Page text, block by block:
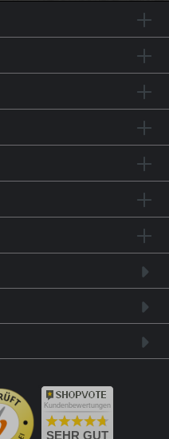
Kundenbewertungen
SEHR GUT